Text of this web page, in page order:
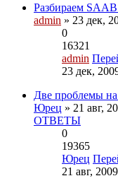
Разбираем
admin » 23 дек,
0
16321
admin
23 дек,
Две проблемы
Юрец » 21 авг,
ОТВЕТЫ
0
19365
Юрец
21 авг,